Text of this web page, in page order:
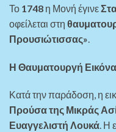
Το 1748 η Μονή έγινε
οφείλεται στη
Προυσιώτισσας».
Η Θαυματουργή Εικόνα
Κατά την παράδοση, η
Προύσα της Μικράς
Ευαγγελιστή Λουκά. Η